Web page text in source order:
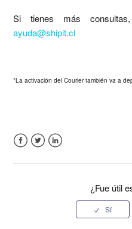
Si tienes más
ayuda@shipit.cl
*La activación del Courier también va a
¿Fue útil